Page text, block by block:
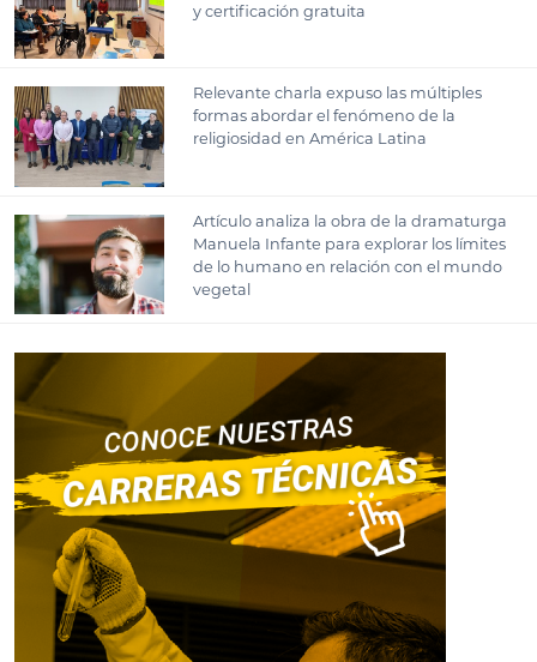
y certificación gratuita
Relevante charla expuso las múltiples
formas abordar el fenómeno de la
religiosidad en América Latina
Artículo analiza la obra de la dramaturga
Manuela Infante para explorar los límites
de lo humano en relación con el mundo
vegetal